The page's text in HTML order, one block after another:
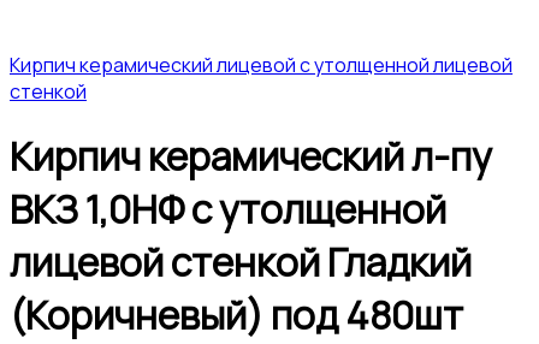
Кирпич керамический лицевой с утолщенной лицевой
стенкой
Кирпич керамический л-пу
ВКЗ 1,0НФ с утолщенной
лицевой стенкой Гладкий
(Коричневый) под 480шт